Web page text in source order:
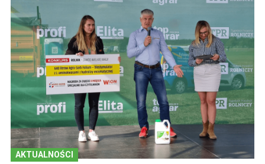
AKTUALNOŚCI